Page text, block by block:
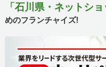
「石川県・ネットショ
めのフランチャイズ!